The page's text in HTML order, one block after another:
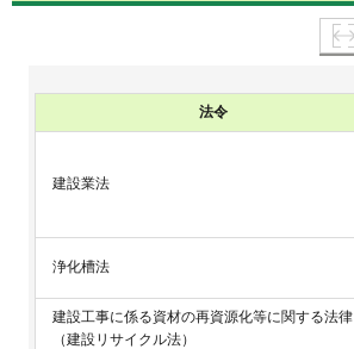
法令
建設業法
浄化槽法
建設工事に係る資材の再資源化等に関する法律
（建設リサイクル法）